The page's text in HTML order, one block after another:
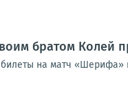
братом Колей
на матч «Шерифа»